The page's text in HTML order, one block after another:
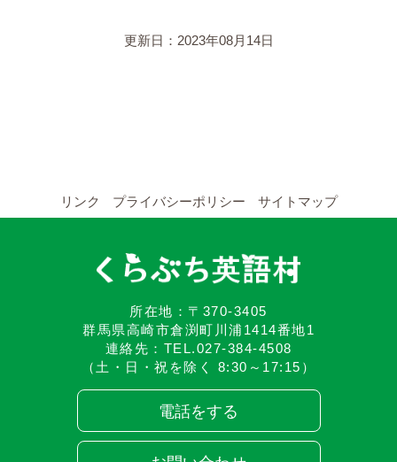
週末コース
短期コース
留学コースのご案内
通年コース
週末コース
短期コース
更新日：2023年08月14日
リンク プライバシーポリシー サイトマップ
所在地：〒370-3405
群馬県高崎市倉渕町川浦1414番地1
連絡先：TEL.027-384-4508
（土・日・祝を除く 8:30～17:15）
電話をする